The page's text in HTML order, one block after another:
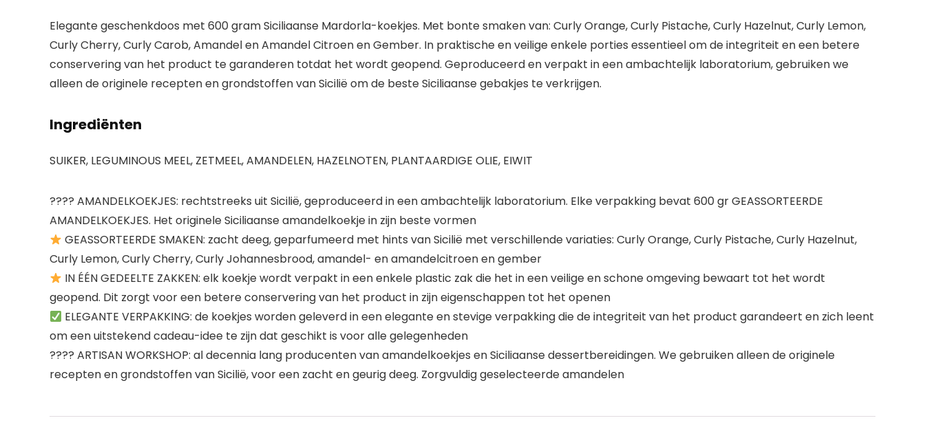
Elegante geschenkdoos met 600 gram Siciliaanse Mardorla-koekjes. Met bonte smaken van: Curly Orange, Curly Pistache, Curly Hazelnut, Curly Lemon,
Curly Cherry, Curly Carob, Amandel en Amandel Citroen en Gember. In praktische en veilige enkele porties essentieel om de integriteit en een betere
conservering van het product te garanderen totdat het wordt geopend. Geproduceerd en verpakt in een ambachtelijk laboratorium, gebruiken we
alleen de originele recepten en grondstoffen van Sicilië om de beste Siciliaanse gebakjes te verkrijgen.
Ingrediënten
SUIKER, LEGUMINOUS MEEL, ZETMEEL, AMANDELEN, HAZELNOTEN, PLANTAARDIGE OLIE, EIWIT
???? AMANDELKOEKJES: rechtstreeks uit Sicilië, geproduceerd in een ambachtelijk laboratorium. Elke verpakking bevat 600 gr GEASSORTEERDE
AMANDELKOEKJES. Het originele Siciliaanse amandelkoekje in zijn beste vormen
GEASSORTEERDE SMAKEN: zacht deeg, geparfumeerd met hints van Sicilië met verschillende variaties: Curly Orange, Curly Pistache, Curly Hazelnut,
Curly Lemon, Curly Cherry, Curly Johannesbrood, amandel- en amandelcitroen en gember
IN ÉÉN GEDEELTE ZAKKEN: elk koekje wordt verpakt in een enkele plastic zak die het in een veilige en schone omgeving bewaart tot het wordt
geopend. Dit zorgt voor een betere conservering van het product in zijn eigenschappen tot het openen
ELEGANTE VERPAKKING: de koekjes worden geleverd in een elegante en stevige verpakking die de integriteit van het product garandeert en zich leent
om een ​​uitstekend cadeau-idee te zijn dat geschikt is voor alle gelegenheden
???? ARTISAN WORKSHOP: al decennia lang producenten van amandelkoekjes en Siciliaanse dessertbereidingen. We gebruiken alleen de originele
recepten en grondstoffen van Sicilië, voor een zacht en geurig deeg. Zorgvuldig geselecteerde amandelen